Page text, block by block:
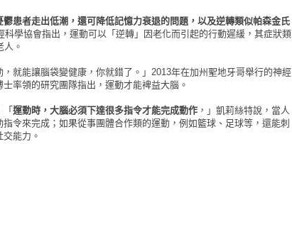
鬱患者走出低潮，還可降低記憶力衰退的問題，以及逆轉類似帕森金氏
科學協會指出，運動可以「逆轉」因老化而引起的行動遲緩，其症狀類
。
就能讓腦袋變健康，你就錯了。」2013年在加州聖地牙哥舉行的神經
率領的研究團隊指出，運動才能裨益大腦。
「運動時，大腦必須下達很多指令才能完成動作 ，」凱莉絲特說，當人
令來完成；如果從事團體合作類的運動，例如籃球、足球等，還能刺
能力。